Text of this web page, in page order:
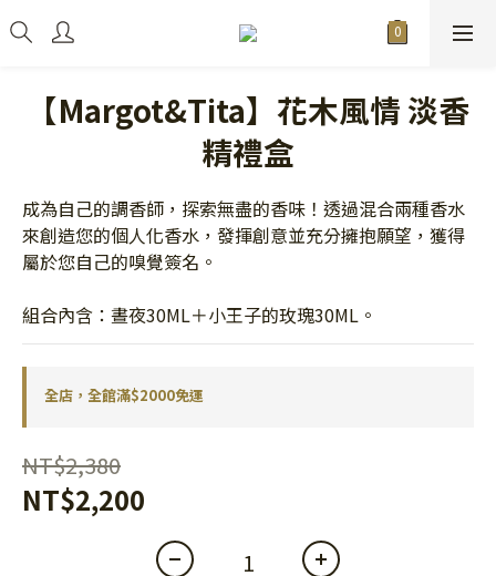
【Margot&Tita】花木風情 淡香
精禮盒
成為自己的調香師，探索無盡的香味！透過混合兩種香水
來創造您的個人化香水，發揮創意並充分擁抱願望，獲得
屬於您自己的嗅覺簽名。
組合內含：晝夜30ML＋小王子的玫瑰30ML。
全店，全館滿$2000免運
NT$2,380
NT$2,200